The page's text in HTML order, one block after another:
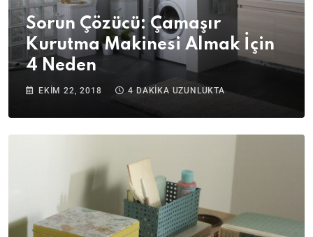
Sorun Çözücü: Çamaşır
Kurutma Makinesi Almak İçin
4 Neden
EKIM 22, 2018 4 DAKIKA UZUNLUKTA